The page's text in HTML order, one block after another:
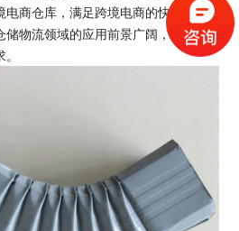
电商仓库，满足跨境电商的快速发展
储物流领域的应用前景广阔，可以满